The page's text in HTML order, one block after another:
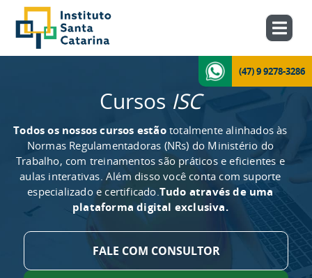
(47) 9 9278-3286
Cursos ISC
Todos os nossos cursos estãototalmente alinhados às
Normas Regulamentadoras (NRs) do Ministério do
Trabalho, com treinamentos são práticos e eficientes e
aulas interativas. Além disso você conta com suporte
especializado e certificado.Tudo através de uma
plataforma digital exclusiva.
FALE COM CONSULTOR